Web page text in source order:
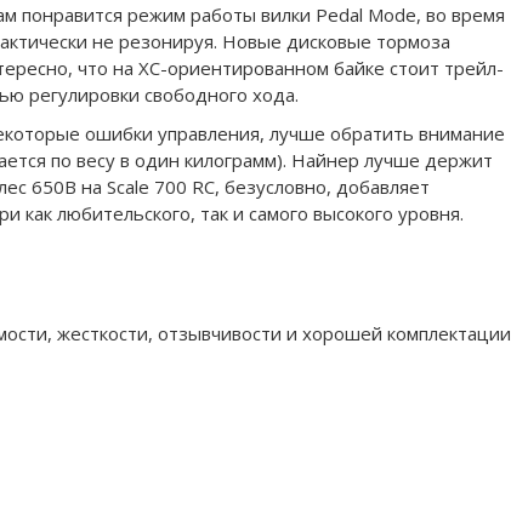
понравится режим работы вилки Pedal Mode, во время
не резонируя. Новые дисковые тормоза
что на XC-ориентированном байке стоит трейл-
регулировки свободного хода.
ошибки управления, лучше обратить внимание
по весу в один килограмм). Найнер лучше держит
650B на Scale 700 RC, безусловно, добавляет
любительского, так и самого высокого уровня.
жесткости, отзывчивости и хорошей комплектации